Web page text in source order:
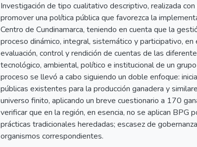
Investigación de tipo cualitativo descriptivo, realizada
promover una política pública que favorezca la
Centro de Cundinamarca, teniendo en cuenta que la
proceso dinámico, integral, sistemático y participativo,
evaluación, control y rendición de cuentas de las
tecnológico, ambiental, político e institucional de un
proceso se llevó a cabo siguiendo un doble enfoque:
públicas existentes para la producción ganadera y
universo finito, aplicando un breve cuestionario a 170
verificar que en la región, en esencia, no se aplican
prácticas tradicionales heredadas; escasez de
organismos correspondientes.